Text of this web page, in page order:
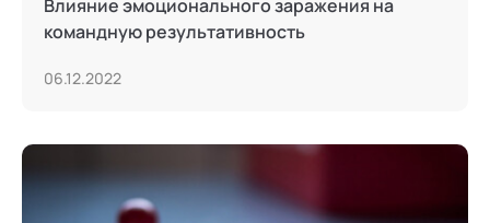
Влияние эмоционального заражения на
командную результативность
06.12.2022